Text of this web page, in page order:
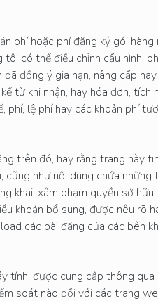
phí hoặc phí đăng ký gói
có thể điều chỉnh cấu hình,
đồng ý gia hạn, nâng cấp
từ khi nhận, hay hóa đơn,
phí, lệ phí hay các khoản phí
trên đó, hay rằng trang này
như nội dung chứa
khai; xâm phạm quyền sở
khoản bổ sung, được nêu rõ
các bài đăng của các bên
tính, được cung cấp thông
soát nào đối với các trang